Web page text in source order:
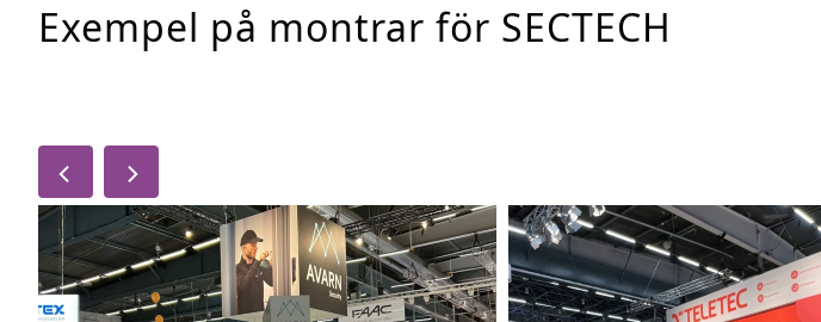
Exempel på montrar för SECTECH